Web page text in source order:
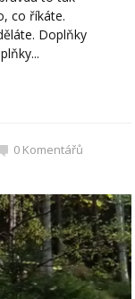
co říkáte.
Doplňky
0 Komentářů